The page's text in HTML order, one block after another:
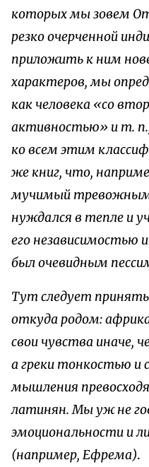
которых мы зовем
резко очерченной
приложить к ним
характеров, мы
как человека «со
активностью» и т.
ко всем этим
же книг, что,
мучимый
нуждался в тепле и
его независимостью
был очевидным
Тут следует
откуда родом:
свои чувства иначе,
а греки тонкостью и
мышления
латинян. Мы уж не
эмоциональности и
(например, Ефрема).